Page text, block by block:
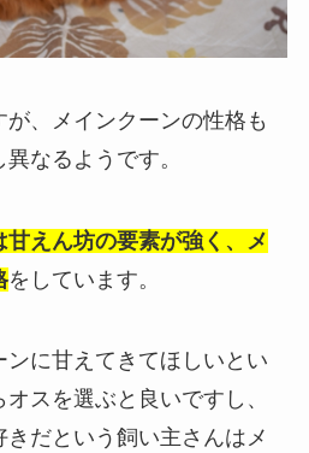
、メインクーンの性格も
なるようです。
えん坊の要素が強く 、
メ
をしています。
に甘えてきてほしいとい
スを選ぶと良いですし、
だという飼い主さんはメ